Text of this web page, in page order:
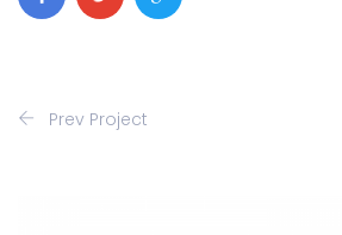
Prev Project